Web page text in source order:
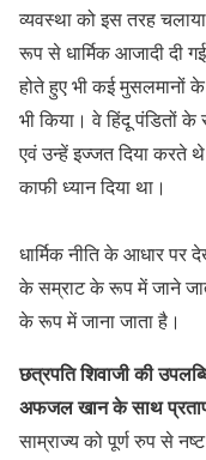
व्यवस्था को इस तरह
रूप से धार्मिक आजादी दी
होते हुए भी कई मुसलमानों के
भी किया। वे हिंदू पंडितों
एवं उन्हें इज्जत दिया करते
काफी ध्यान दिया था।
धार्मिक नीति के आधार पर
के सम्राट के रूप में जाने
के रूप में जाना जाता है।
छत्रपति शिवाजी की
अफजल खान के साथ
साम्राज्य को पूर्ण रुप से